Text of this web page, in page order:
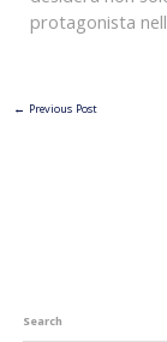
protagonista
← Previous Post
Search